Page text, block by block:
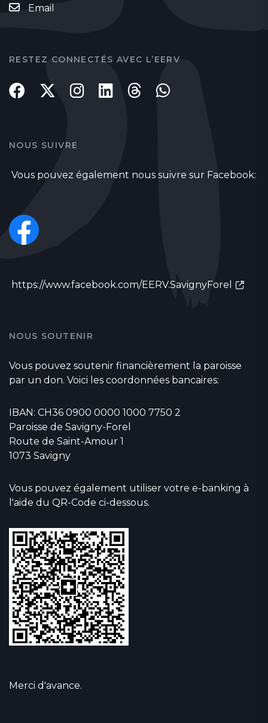
Email
RESTEZ CONNECTÉS AVEC L’EERV
NOUS SUIVRE
Vous pouvez également nous suivre sur Facebook:
https://www.facebook.com/EERV.SavignyForel
NOUS SOUTENIR
Vous pouvez soutenir financièrement la paroisse
par un don. Voici les coordonnées bancaires:
IBAN: CH36 0900 0000 1000 7750 2
Paroisse de Savigny-Forel
Route de Saint-Amour 1
1073 Savigny
Vous pouvez également utiliser votre e-banking à
l'aide du QR-Code ci-dessous.
Merci d'avance.